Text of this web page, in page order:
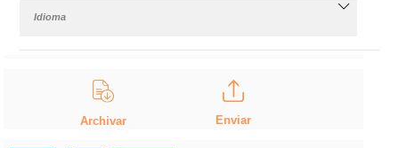
Idioma
Archivar Enviar